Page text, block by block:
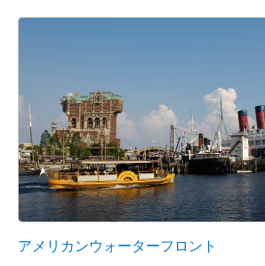
アメリカンウォーターフロント